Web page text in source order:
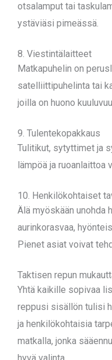
otsalamput tai
ystäviäsi pimeässä.
8. Viestintälaitteet
Matkapuhelin on
satelliittipuhelinta tai
joilla on huono
9. Tulentekopakkaus
Tulitikut, sytyttimet ja
lämpöä ja ruoanlaittoa
10. Henkilökohtaiset
Älä myöskään unohda
aurinkorasvaa,
Pienet asiat voivat
Taktisen repun
Yhtä kaikille sopivaa
reppusi sisällön tulisi
ja henkilökohtaisia
matkalla, jonka
hyvä valinta.